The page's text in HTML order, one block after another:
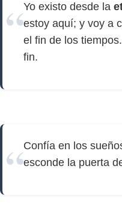
Yo existo desde la
estoy aquí; y voy a
el fin de los
fin.
Confía en los
esconde la puerta